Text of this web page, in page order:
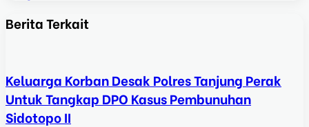
Berita Terkait
Keluarga Korban Desak Polres Tanjung Perak
Untuk Tangkap DPO Kasus Pembunuhan
Sidotopo II